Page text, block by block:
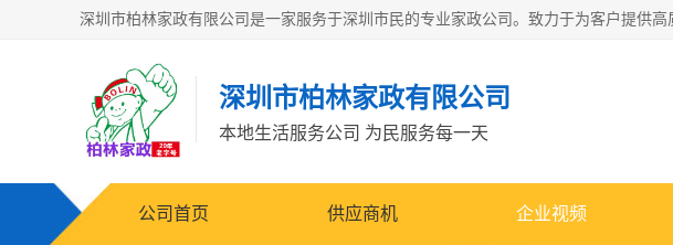
深圳市柏林家政有限公司
本地生活服务公司 为民服务每一天
公司首页 供应商机 企业视频